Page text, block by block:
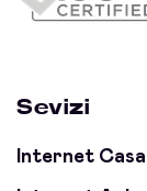
Sevizi
Internet